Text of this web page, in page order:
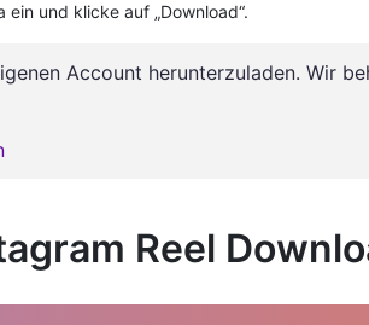
und klicke auf „Download“.
Account herunterzuladen. Wir
Reel